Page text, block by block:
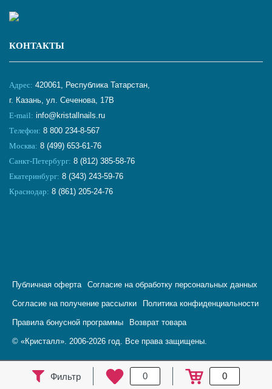
Фильтр 0 0
КОНТАКТЫ
Адрес: 420061, Республика Татарстан,
г. Казань, ул. Сеченова, 17В
E-mail: info@kristallnails.ru
Телефон: 8 800 234-8-567
Москва: 8 (499) 653-61-76
Санкт-Петербург: 8 (812) 385-58-76
Екатеринбург: 8 (343) 243-59-76
Краснодар: 8 (861) 205-24-76
© «Кристалл». 2006-2026 год. Все права защищены.
Публичная оферта Согласие на обработку персональных данных
Согласие на получение рассылки Политика конфиденциальности
Правила бонусной программы Возврат товара